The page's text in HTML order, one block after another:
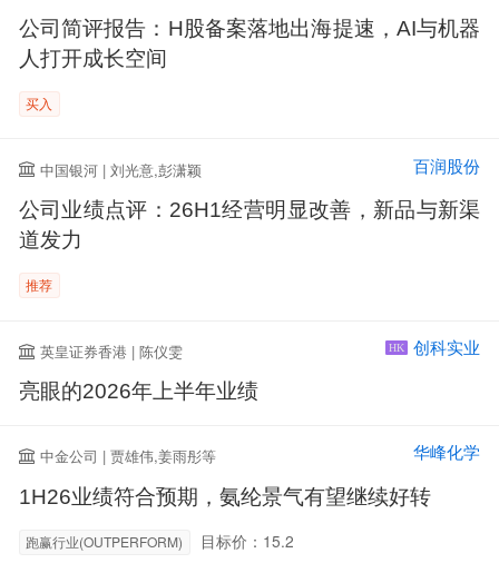
公司简评报告：H股备案落地出海提速，AI与机器
人打开成长空间
买入
中国银河 | 刘光意,彭潇颖 百润股份
公司业绩点评：26H1经营明显改善，新品与新渠
道发力
推荐
英皇证券香港 | 陈仪雯 HK 创科实业
亮眼的2026年上半年业绩
中金公司 | 贾雄伟,姜雨彤等 华峰化学
1H26业绩符合预期，氨纶景气有望继续好转
跑赢行业(OUTPERFORM) 目标价：15.2